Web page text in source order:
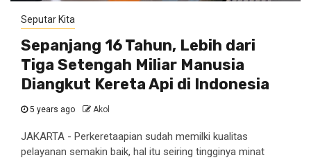
Seputar Kita
Sepanjang 16 Tahun, Lebih dari
Tiga Setengah Miliar Manusia
Diangkut Kereta Api di Indonesia
5 years ago Akol
JAKARTA - Perkeretaapian sudah memilki kualitas
pelayanan semakin baik, hal itu seiring tingginya minat